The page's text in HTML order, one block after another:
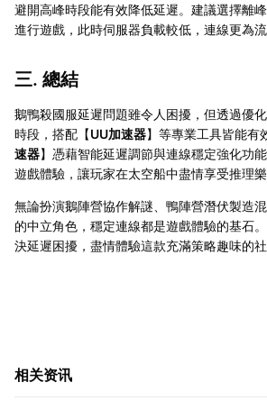
避開高峰時段能有效降低延遲。建議選擇離峰
進行遊戲，此時伺服器負載較低，連線更為流
三. 總結
鵝鴨殺國服延遲問題雖令人困擾，但透過優
時段，搭配【UU加速器】等專業工具皆能有
速器】憑藉智能延遲調節與連線穩定強化功
遊戲體驗，讓玩家在太空船中盡情享受推理樂
無論扮演鵝陣營協作解謎、鴨陣營潛伏製造
的中立角色，穩定連線都是遊戲體驗的基石
決延遲困擾，盡情體驗這款充滿策略趣味的社
相关资讯